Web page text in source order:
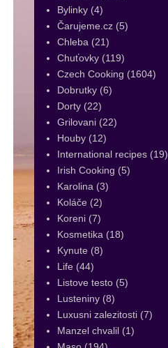
Bylinky (4)
Čarujeme.cz (5)
Chleba (21)
Chuťovky (119)
Czech Cooking (1604)
Dobrutky (6)
Dorty (22)
Grilovani (22)
Houby (12)
International recipes (19)
Irish Cooking (5)
Karolina (3)
Koláče (2)
Koreni (7)
Kosmetika (18)
Kynute (8)
Life (44)
Listove testo (5)
Lusteniny (8)
Luxusni zalezitosti (7)
Manzel chvalil (1)